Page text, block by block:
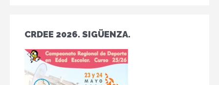
CRDEE 2026. SIGÜENZA.